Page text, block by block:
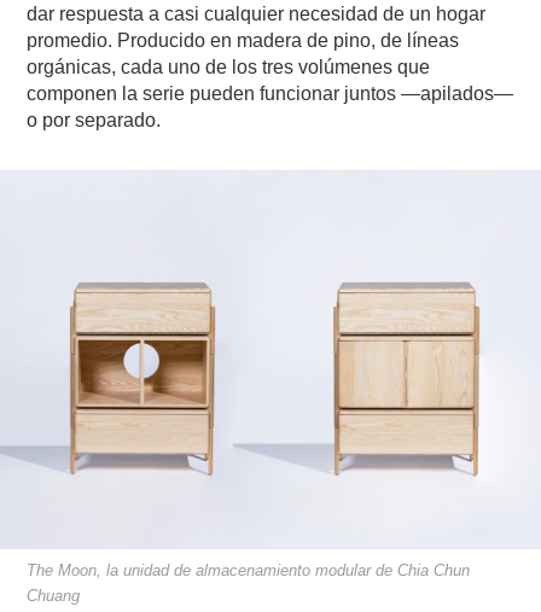
dar respuesta a casi cualquier necesidad de un hogar
promedio. Producido en madera de pino, de líneas
orgánicas, cada uno de los tres volúmenes que
componen la serie pueden funcionar juntos —apilados—
o por separado.
The Moon, la unidad de almacenamiento modular de Chia Chun
Chuang